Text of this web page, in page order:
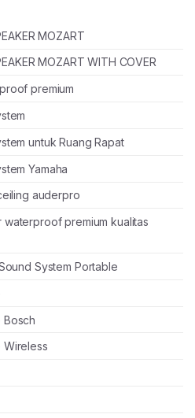
MOZART
MOZART WITH COVER
premium
untuk Ruang Rapat
Yamaha
auderpro
premium kualitas
System Portable